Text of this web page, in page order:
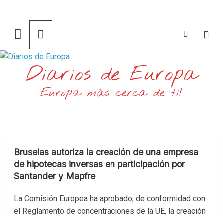
contenido
Diarios de Europa
Europa más cerca de ti!
Bruselas autoriza la creación de una empresa
de hipotecas inversas en participación por
Santander y Mapfre
La Comisión Europea ha aprobado, de conformidad con
el Reglamento de concentraciones de la UE, la creación